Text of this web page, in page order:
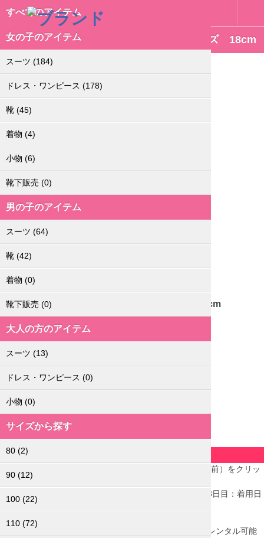
すべてのアイテム
女の子のアイテム
スーツ (184)
ドレス・ワンピース (178)
靴 (45)
着物 (4)
小物 (6)
靴下販売 (0)
男の子のアイテム
スーツ (64)
靴 (42)
着物 (0)
靴下販売 (0)
大人の方のアイテム
スーツ (13)
ドレス・ワンピース (0)
小物 (0)
サイズから探す
80 (2)
90 (12)
100 (22)
110 (72)
anyFAM 黒カジュアルフォーマルシューズ 18cm
anyFAM 黒のカジュアルフォーマルシューズ 18cm
布と合皮で仕立てられ、靴底はゴムです。
anyFAM 黒カジュアルフォーマルシューズ 18cm
商品コード：
AS18051
レンタル価格：
1,500円(税込)
ポイント：
75Pt
レンタル期間：
3泊4日
品質ランク：
品質ランクについて
カレンダーからご希望のお届け日（基本はご着用日の2日前）をクリッ
クし、「予約する」ボタンをクリックしてください。
【レンタルの流れ】1日目：お届け日→2日目：余裕日→3日目：着用日
→4日目：15時までに宅配業者にご返却
＜カレンダー表示についてのご注意＞
レンタル1日目（お届け日）がピンク表示であれば4日間レンタル可能